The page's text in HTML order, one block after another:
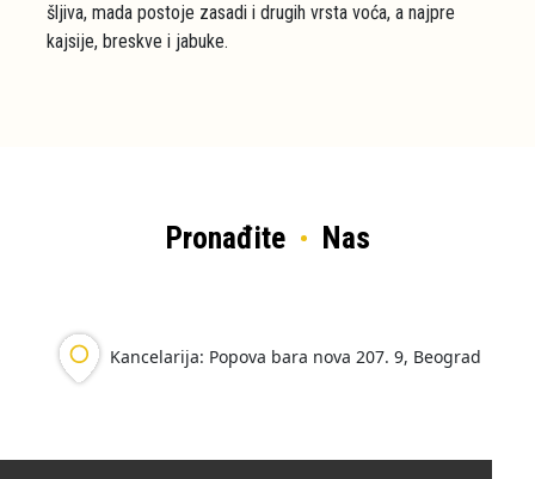
šljiva, mada postoje zasadi i drugih vrsta voća, a najpre
kajsije, breskve i jabuke.
Pronađite Nas
Kancelarija: Popova bara nova 207. 9, Beograd